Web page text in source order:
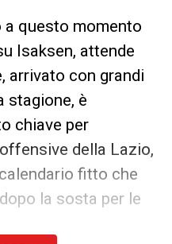
a questo momento
Isaksen, attende
arrivato con grandi
stagione, è
chiave per
della Lazio,
fitto che
la sosta per le